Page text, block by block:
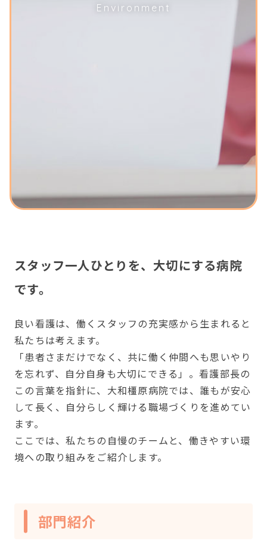
Environment
スタッフ一人ひとりを、大切にする病院
です。
良い看護は、働くスタッフの充実感から生まれると
私たちは考えます。
「患者さまだけでなく、共に働く仲間へも思いやり
を忘れず、自分自身も大切にできる」。看護部長の
この言葉を指針に、大和橿原病院では、誰もが安心
して長く、自分らしく輝ける職場づくりを進めてい
ます。
ここでは、私たちの自慢のチームと、働きやすい環
境への取り組みをご紹介します。
部門紹介